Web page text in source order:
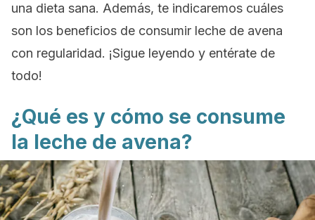
una dieta sana. Además, te indicaremos cuáles
son los beneficios de consumir leche de avena
con regularidad. ¡Sigue leyendo y entérate de
todo!
¿Qué es y cómo se consume
la leche de avena?